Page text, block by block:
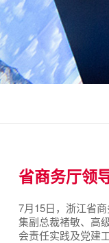
省商务厅领
7月15日，浙江省
集副总裁褚敏、高
会责任实践及党建